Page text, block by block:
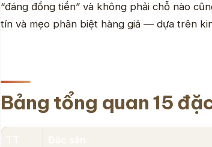
“đáng đồng tiền” và không phải chỗ nào
tín và mẹo phân biệt hàng giả — dựa trên
Bảng tổng quan 15